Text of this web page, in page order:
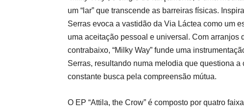
um “lar” que transcende as barreiras físicas.
Serras evoca a vastidão da Via Láctea como um
uma aceitação pessoal e universal. Com arranjos
contrabaixo, “Milky Way” funde uma
Serras, resultando numa melodia que questiona
constante busca pela compreensão mútua.
O EP “Attila, the Crow” é composto por quatro